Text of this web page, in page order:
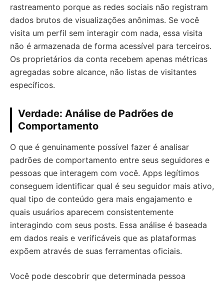
rastreamento porque as redes sociais não registram
dados brutos de visualizações anônimas. Se você
visita um perfil sem interagir com nada, essa visita
não é armazenada de forma acessível para terceiros.
Os proprietários da conta recebem apenas métricas
agregadas sobre alcance, não listas de visitantes
específicos.
Verdade: Análise de Padrões de
Comportamento
O que é genuinamente possível fazer é analisar
padrões de comportamento entre seus seguidores e
pessoas que interagem com você. Apps legítimos
conseguem identificar qual é seu seguidor mais ativo,
qual tipo de conteúdo gera mais engajamento e
quais usuários aparecem consistentemente
interagindo com seus posts. Essa análise é baseada
em dados reais e verificáveis que as plataformas
expõem através de suas ferramentas oficiais.
Você pode descobrir que determinada pessoa